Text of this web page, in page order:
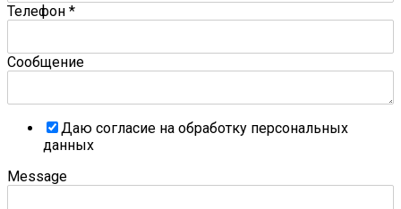
Телефон *
Сообщение
Даю согласие на обработку персональных
данных
Message